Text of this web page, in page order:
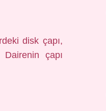
disk çapı,
çapı